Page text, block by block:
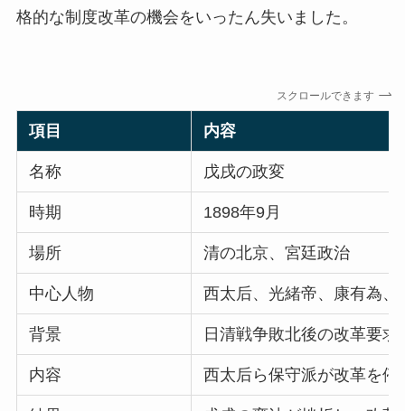
格的な制度改革の機会をいったん失いました。
スクロールできます
項目 内容
名称 戊戌の政変
時期 1898年9月
場所 清の北京、宮廷政治
中心人物 西太后、光緒帝、康有為
背景 日清戦争敗北後の改革要
内容 西太后ら保守派が改革を